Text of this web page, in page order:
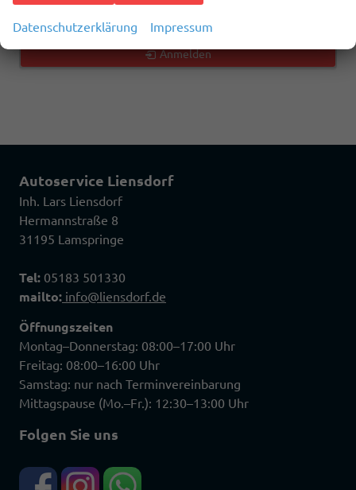
Anmelden
Autoservice Liensdorf
Inh. Lars Liensdorf
Hermannstraße 8
31195 Lamspringe
Tel: 05183 501330
mailto: info@liensdorf.de
Öffnungszeiten
Montag–Donnerstag: 08:00–17:00 Uhr
Freitag: 08:00–16:00 Uhr
Samstag: nur nach Terminvereinbarung
Mittagspause (Mo.–Fr.): 12:30–13:00 Uhr
Folgen Sie uns
Datenschutzerklärung Impressum